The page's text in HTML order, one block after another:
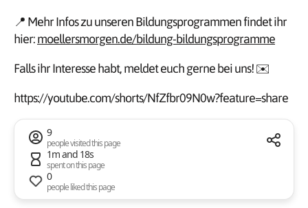
📍 Mehr Infos zu unseren Bildungsprogrammen findet ihr
hier:moellersmorgen.de/bildung-bildungsprogramme
Falls ihr Interesse habt, meldet euch gerne bei uns! ✉️
https://youtube.com/shorts/NfZfbr09N0w?feature=share
9
people visited this page
1m and 18s
spent on this page
0
people liked this page